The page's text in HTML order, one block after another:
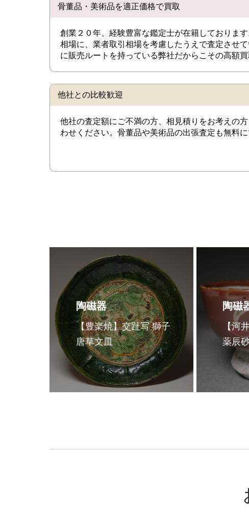
骨董品・美術品を適正価格で買取
創業２０年、経験豊富な鑑定士が在籍しておりま
相場に、業者取引相場を考慮したうえで査定させ
に販売ルートを持っている弊社だからこその高額買
他社との比較歓迎
他社の査定額にご不満の方、相見積りをお考えの
わせください。骨董品や美術品の出張査定も無料に
陶磁器
【豊楽焼】交趾写 獅子
唐草文皿
陶磁
【河
薬辰